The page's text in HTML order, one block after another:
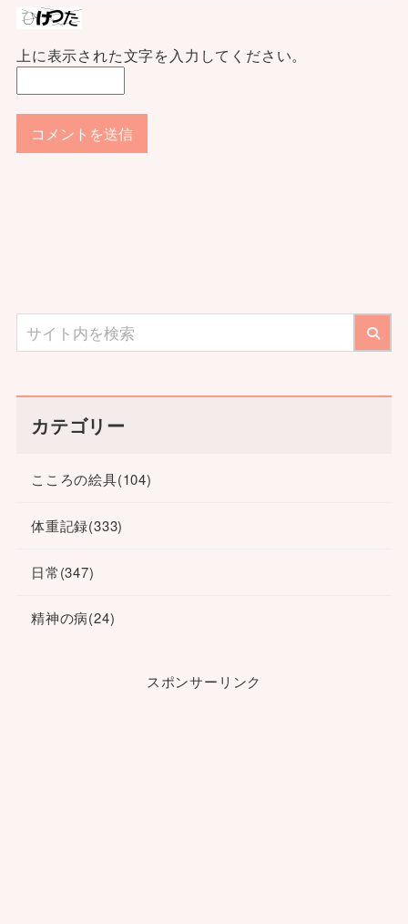
上に表示された文字を入力してください。
カテゴリー
こころの絵具(104)
体重記録(333)
日常(347)
精神の病(24)
スポンサーリンク